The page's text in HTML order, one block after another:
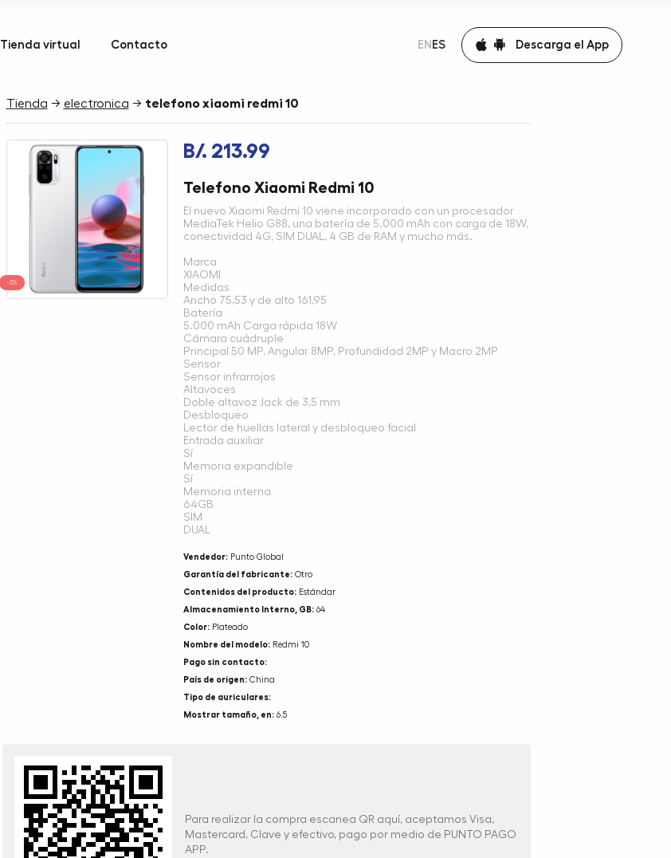
Tienda virtual Contacto EN ES Descarga el App
Tienda → electronica → telefono xiaomi redmi 10
-3%
B/. 213.99
Telefono Xiaomi Redmi 10
El nuevo Xiaomi Redmi 10 viene incorporado con un procesador
MediaTek Helio G88, una batería de 5.000 mAh con carga de 18W,
conectividad 4G, SIM DUAL, 4 GB de RAM y mucho más.
Marca
XIAOMI
Medidas
Ancho 75,53 y de alto 161,95
Batería
5.000 mAh Carga rápida 18W
Cámara cuádruple
Principal 50 MP, Angular 8MP, Profundidad 2MP y Macro 2MP
Sensor
Sensor infrarrojos
Altavoces
Doble altavoz Jack de 3,5 mm
Desbloqueo
Lector de huellas lateral y desbloqueo facial
Entrada auxiliar
Sí
Memoria expandible
Sí
Memoria interna
64GB
SIM
DUAL
Vendedor:Punto Global
Garantía del fabricante:Otro
Contenidos del producto:Estándar
Almacenamiento Interno, GB:64
Color:Plateado
Nombre del modelo:Redmi 10
Pago sin contacto:
País de origen:China
Tipo de auriculares:
Mostrar tamaño, en:6.5
Para realizar la compra escanea QR aquí, aceptamos Visa,
Mastercard, Clave y efectivo, pago por medio de PUNTO PAGO
APP.